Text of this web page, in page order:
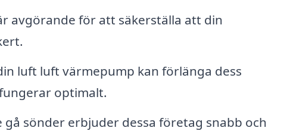
avgörande för att säkerställa att din
luft luft värmepump kan förlänga dess
optimalt.
sönder erbjuder dessa företag snabb och